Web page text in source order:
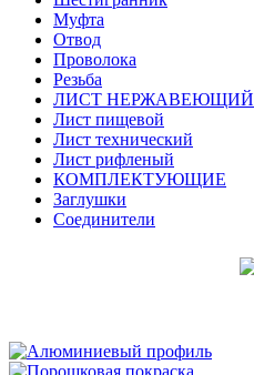
Муфта
Отвод
Проволока
Резьба
ЛИСТ НЕРЖАВЕЮЩИЙ
Лист пищевой
Лист технический
Лист рифленый
КОМПЛЕКТУЮЩИЕ
Заглушки
Соединители